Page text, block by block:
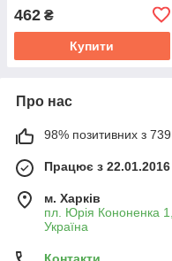
ГАЗ)
462 ₴
Купити
Про нас
98% позитивних з 739
Працює з 22.01.2016
м. Харків
пл. Юрія Кононенка
Україна